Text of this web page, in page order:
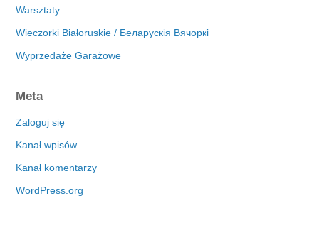
Warsztaty
Wieczorki Białoruskie / Беларускія Вячоркі
Wyprzedaże Garażowe
Meta
Zaloguj się
Kanał wpisów
Kanał komentarzy
WordPress.org